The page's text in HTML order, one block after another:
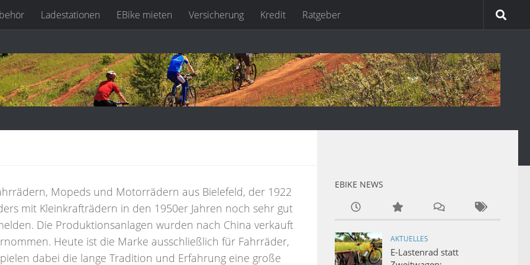
Ladestationen EBike mieten Versicherung Kredit Ratgeber
Mopeds und Motorrädern aus Bielefeld, der 1922
mit Kleinkrafträdern in den 1950er Jahren noch sehr gut
Die Produktionsanlagen wurden nach China verkauft
Heute ist die Marke ausschließlich für Fahrräder,
dabei die lange Tradition und Erfahrung eine große
EBIKE NEWS
AKTUELLES
E-Lastenrad statt